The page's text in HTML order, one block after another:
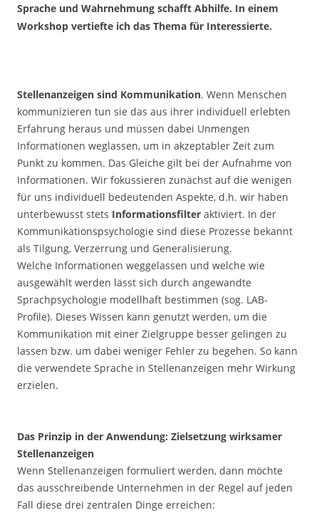
Sprache und Wahrnehmung schafft Abhilfe. In einem
Workshop vertiefte ich das Thema für Interessierte.
Stellenanzeigen sind Kommunikation. Wenn Menschen
kommunizieren tun sie das aus ihrer individuell erlebten
Erfahrung heraus und müssen dabei Unmengen
Informationen weglassen, um in akzeptabler Zeit zum
Punkt zu kommen. Das Gleiche gilt bei der Aufnahme von
Informationen. Wir fokussieren zunächst auf die wenigen
für uns individuell bedeutenden Aspekte, d.h. wir haben
unterbewusst stets Informationsfilter aktiviert. In der
Kommunikationspsychologie sind diese Prozesse bekannt
als Tilgung, Verzerrung und Generalisierung.
Welche Informationen weggelassen und welche wie
ausgewählt werden lässt sich durch angewandte
Sprachpsychologie modellhaft bestimmen (sog. LAB-
Profile). Dieses Wissen kann genutzt werden, um die
Kommunikation mit einer Zielgruppe besser gelingen zu
lassen bzw. um dabei weniger Fehler zu begehen. So kann
die verwendete Sprache in Stellenanzeigen mehr Wirkung
erzielen.
Das Prinzip in der Anwendung: Zielsetzung wirksamer
Stellenanzeigen
Wenn Stellenanzeigen formuliert werden, dann möchte
das ausschreibende Unternehmen in der Regel auf jeden
Fall diese drei zentralen Dinge erreichen: